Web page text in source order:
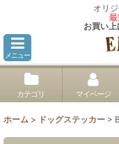
オリ
お買い
メニュー
カテゴリ マイページ
ホーム > ドッグステッカー >